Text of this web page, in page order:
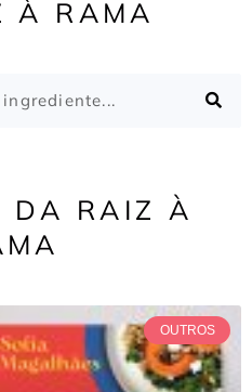
À RAMA
DA RAIZ À
OUTROS